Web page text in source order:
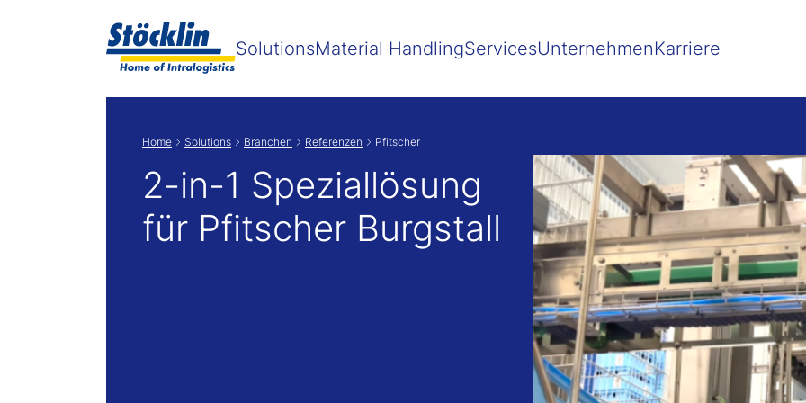
SolutionsMaterial HandlingServicesUnternehmenKarriere
Home Solutions Branchen Referenzen Pfitscher
2-in-1 Speziallösung
für Pfitscher Burgstall